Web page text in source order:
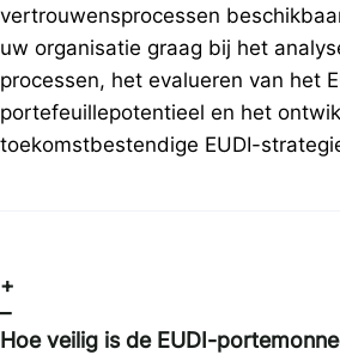
vertrouwensprocessen
uw organisatie graag bij het
processen, het evalueren van het
portefeuillepotentieel en het
toekomstbestendige EUDI-
+
–
Hoe veilig is de EUDI-